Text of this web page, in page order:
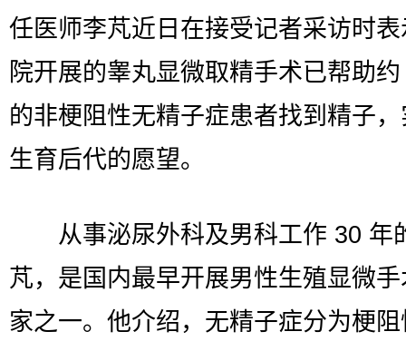
任医师李芃近日在接受记者采访时
院开展的睾丸显微取精手术已帮助
的非梗阻性无精子症患者找到精子
生育后代的愿望。
从事泌尿外科及男科工作 30 年
芃，是国内最早开展男性生殖显微
家之一。他介绍，无精子症分为梗